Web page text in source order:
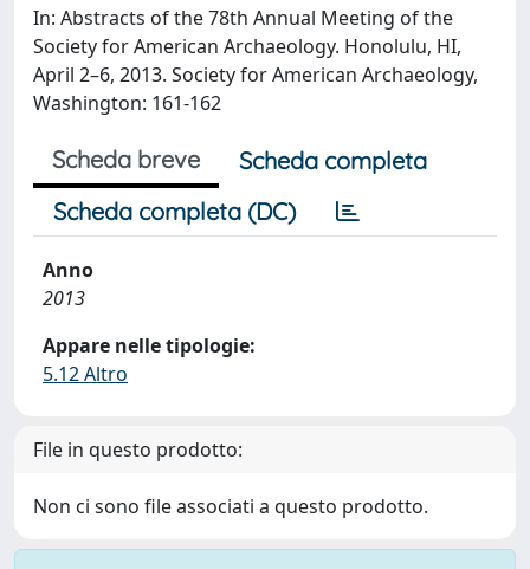
In: Abstracts of the 78th Annual Meeting of the
Society for American Archaeology. Honolulu, HI,
April 2–6, 2013. Society for American Archaeology,
Washington: 161-162
Scheda breve
Scheda completa
Scheda completa (DC)
Anno
2013
Appare nelle tipologie:
5.12 Altro
File in questo prodotto:
Non ci sono file associati a questo prodotto.